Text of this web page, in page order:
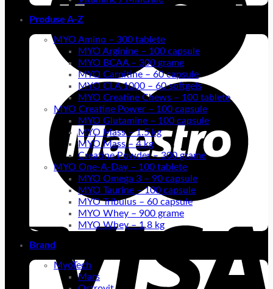
Produse A-Z
MYO Amino – 300 tablete
MYO Arginine – 100 capsule
MYO BCAA – 300 grame
MYO Carnitine – 60 capsule
MYO CLA 1000 – 60 softgels
MYO Creatine Chews – 100 tablete
MYO Creatine Power – 100 capsule
MYO Glutamine – 100 capsule
MYO Mass – 1.5 kg
MYO Mass – 4 kg
Creatine Powder – 300 grame
MYO One-A-Day – 100 tablete
MYO Omega 3 – 90 capsule
MYO Taurine – 100 capsule
MYO Tribulus – 60 capsule
MYO Whey – 900 grame
MYO Whey – 1.8 kg
Brand
MyoTech
Mars